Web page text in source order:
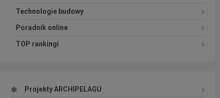
Technologie budowy
Poradnik online
TOP rankingi
Projekty ARCHIPELAGU